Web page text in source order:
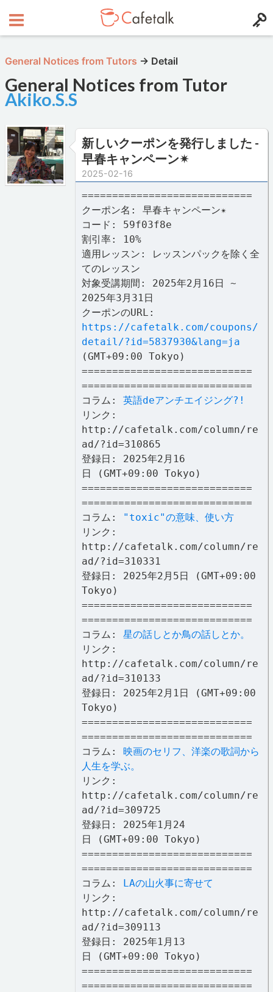
General Notices from Tutors → Detail
General Notices from Tutor
Akiko.S.S
新しいクーポンを発行しました -
早春キャンペーン✴︎
2025-02-16
============================
クーポン名: 早春キャンペーン✴︎
コード: 59f03f8e
割引率: 10%
適用レッスン: レッスンパックを除く全
てのレッスン
対象受講期間: 2025年2月16日 ~
2025年3月31日
クーポンのURL:
https://cafetalk.com/coupons/
detail/?id=5837930&lang=ja
(GMT+09:00 Tokyo)
============================
============================
コラム: 英語deアンチエイジング?!
リンク:
http://cafetalk.com/column/re
ad/?id=310865
登録日: 2025年2月16
日 (GMT+09:00 Tokyo)
============================
============================
コラム:
"toxic"の意味、使い方
リンク:
http://cafetalk.com/column/re
ad/?id=310331
登録日: 2025年2月5日 (GMT+09:00
Tokyo)
============================
============================
コラム: 星の話しとか鳥の話しとか。
リンク:
http://cafetalk.com/column/re
ad/?id=310133
登録日: 2025年2月1日 (GMT+09:00
Tokyo)
============================
============================
コラム: 映画のセリフ、洋楽の歌詞から
人生を学ぶ。
リンク:
http://cafetalk.com/column/re
ad/?id=309725
登録日: 2025年1月24
日 (GMT+09:00 Tokyo)
============================
============================
コラム: LAの山火事に寄せて
リンク:
http://cafetalk.com/column/re
ad/?id=309113
登録日: 2025年1月13
日 (GMT+09:00 Tokyo)
============================
============================